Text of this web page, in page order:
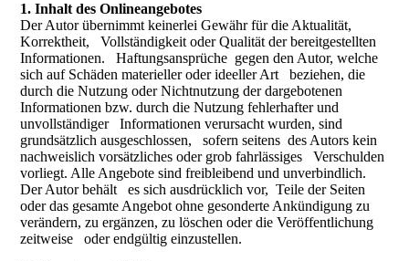
1. Inhalt des Onlineangebotes
Der Autor übernimmt keinerlei Gewähr für die Aktualität,
Korrektheit, Vollständigkeit oder Qualität der bereitgestellten
Informationen. Haftungsansprüche gegen den Autor, welche
sich auf Schäden materieller oder ideeller Art beziehen, die
durch die Nutzung oder Nichtnutzung der dargebotenen
Informationen bzw. durch die Nutzung fehlerhafter und
unvollständiger Informationen verursacht wurden, sind
grundsätzlich ausgeschlossen, sofern seitens des Autors kein
nachweislich vorsätzliches oder grob fahrlässiges Verschulden
vorliegt. Alle Angebote sind freibleibend und unverbindlich.
Der Autor behält es sich ausdrücklich vor, Teile der Seiten
oder das gesamte Angebot ohne gesonderte Ankündigung zu
verändern, zu ergänzen, zu löschen oder die Veröffentlichung
zeitweise oder endgültig einzustellen.